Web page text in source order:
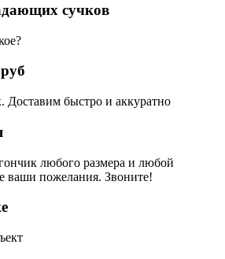
сучков
Доставим быстро и аккуратно
любого размера и любой
ваши пожелания. Звоните!